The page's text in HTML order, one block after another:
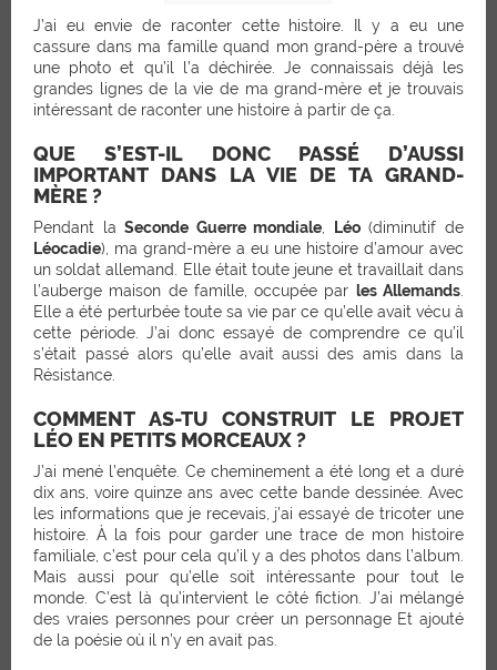
J’ai eu envie de raconter cette histoire. Il y a eu une
cassure dans ma famille quand mon grand-père a trouvé
une photo et qu’il l’a déchirée. Je connaissais déjà les
grandes lignes de la vie de ma grand-mère et je trouvais
intéressant de raconter une histoire à partir de ça.
QUE S’EST-IL DONC PASSÉ D’AUSSI
IMPORTANT DANS LA VIE DE TA GRAND-
MÈRE ?
Pendant laSeconde Guerre mondiale Léo(diminutif de
Léocadie), ma grand-mère a eu une histoire d’amour avec
un soldat allemand. Elle était toute jeune et travaillait dans
l’auberge maison de famille, occupée par les Allemands
Elle a été perturbée toute sa vie par ce qu’elle avait vécu à
cette période. J’ai donc essayé de comprendre ce qu’il
s’était passé alors qu’elle avait aussi des amis dans la
Résistance.
COMMENT AS-TU CONSTRUIT LE PROJET
LÉO EN PETITS MORCEAUX ?
J’ai mené l’enquête. Ce cheminement a été long et a duré
dix ans, voire quinze ans avec cette bande dessinée. Avec
les informations que je recevais, j’ai essayé de tricoter une
histoire. À la fois pour garder une trace de mon histoire
familiale, c’est pour cela qu’il y a des photos dans l’album.
Mais aussi pour qu’elle soit intéressante pour tout le
monde. C’est là qu’intervient le côté fiction. J’ai mélangé
des vraies personnes pour créer un personnage Et ajouté
de la poésie où il n’y en avait pas.